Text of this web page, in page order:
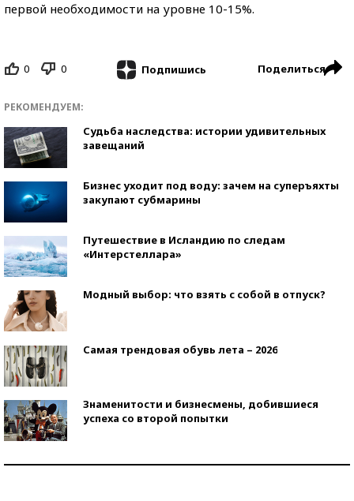
первой необходимости на уровне 10-15%.
0 0 Подпишись Поделиться
РЕКОМЕНДУЕМ:
Судьба наследства: истории удивительных
завещаний
Бизнес уходит под воду: зачем на суперъяхты
закупают субмарины
Путешествие в Исландию по следам
«Интерстеллара»
Модный выбор: что взять с собой в отпуск?
Самая трендовая обувь лета – 2026
Знаменитости и бизнесмены, добившиеся
успеха со второй попытки